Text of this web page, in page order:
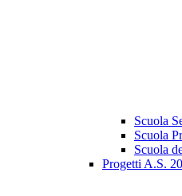
Scuola
Scuola
Scuola
Progetti A.S.